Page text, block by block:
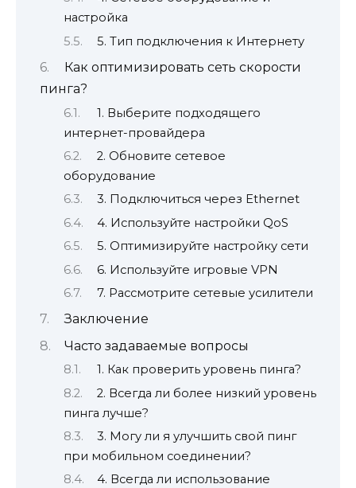
настройка
5. Тип подключения к Интернету
Как оптимизировать сеть скорости
пинга?
1. Выберите подходящего
интернет-провайдера
2. Обновите сетевое
оборудование
3. Подключиться через Ethernet
4. Используйте настройки QoS
5. Оптимизируйте настройку сети
6. Используйте игровые VPN
7. Рассмотрите сетевые усилители
Заключение
Часто задаваемые вопросы
1. Как проверить уровень пинга?
2. Всегда ли более низкий уровень
пинга лучше?
3. Могу ли я улучшить свой пинг
при мобильном соединении?
4. Всегда ли использование